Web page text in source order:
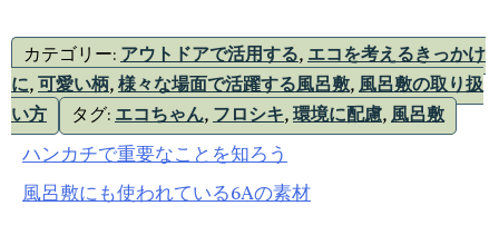
カテゴリー:アウトドアで活用する,エコを考えるきっかけ
に,可愛い柄,様々な場面で活躍する風呂敷,風呂敷の取り扱
い方
タグ:エコちゃん,フロシキ,環境に配慮,風呂敷
投
稿
ハンカチで重要なことを知ろう
風呂敷にも使われている6Aの素材